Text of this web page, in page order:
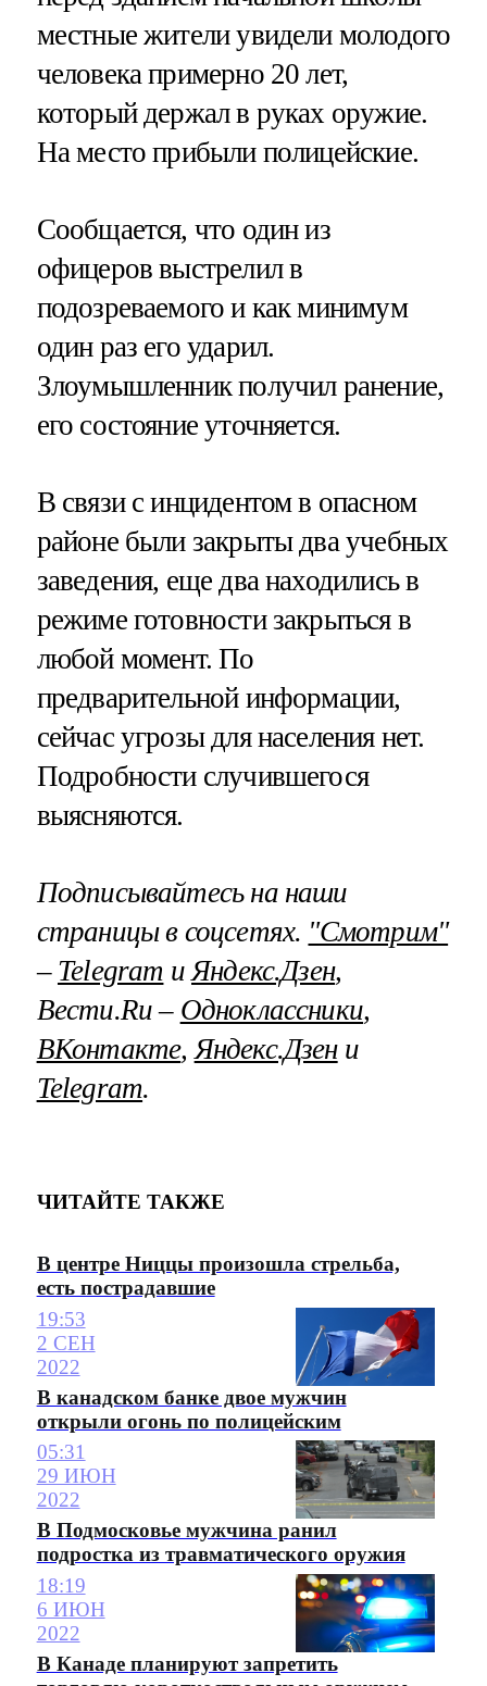
местные жители увидели молодого
человека примерно 20 лет,
который держал в руках оружие. ​
На место прибыли полицейские.
Сообщается, что один из
офицеров выстрелил в
подозреваемого и как минимум
один раз его ударил.
Злоумышленник получил ранение,
его состояние уточняется.
В связи с инцидентом в опасном
районе были закрыты два учебных
заведения, еще два находились в
режиме готовности закрыться в
любой момент. По
предварительной информации,
сейчас угрозы для населения нет.
Подробности случившегося
выясняются.
Подписывайтесь на наши
страницы в соцсетях. "Смотрим"
– Telegram иЯндекс.Дзен,
Вести.Ru – Одноклассники,
ВКонтакте,Яндекс.Дзени
Telegram.
ЧИТАЙТЕ ТАКЖЕ
В центре Ниццы произошла стрельба,
есть пострадавшие
19:53
2 СЕН
2022
В канадском банке двое мужчин
открыли огонь по полицейским
05:31
29 ИЮН
2022
В Подмосковье мужчина ранил
подростка из травматического оружия
18:19
6 ИЮН
2022
В Канаде планируют запретить